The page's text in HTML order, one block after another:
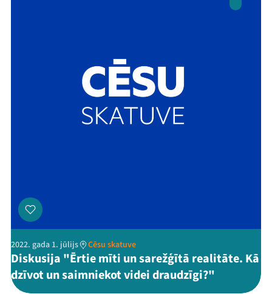
2022. gada 1. jūlijs Cēsu skatuve
Diskusija "Ērtie mīti un sarežģītā realitāte. Kā
dzīvot un saimniekot videi draudzīgi?"